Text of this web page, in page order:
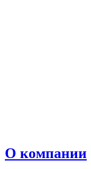
О компании